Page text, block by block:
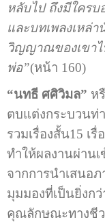
หลับไป ถึงมีใครบ
และบทเพลงเหล่
วิญญาณของเขาไ
พ่อ”(หน้า 160)
“นทธี ศศิวิมล” ห
ตบแต่งกระบวนท่
รวมเรื่องสั้น15 เรื่
ทำให้ผลงานผ่าน
จากการนำเสนอ
มุมมองที่เป็นยิ่งกว่
คุณลักษณะทางชีว